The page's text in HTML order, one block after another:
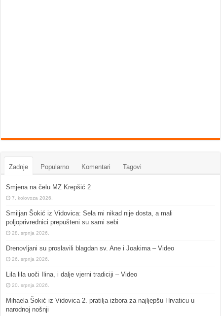
Zadnje Popularno Komentari Tagovi
Smjena na čelu MZ Krepšić 2
7. kolovoza 2026.
Smiljan Šokić iz Vidovica: Sela mi nikad nije dosta, a mali
poljoprivrednici prepušteni su sami sebi
28. srpnja 2026.
Drenovljani su proslavili blagdan sv. Ane i Joakima – Video
26. srpnja 2026.
Lila lila uoči Ilina, i dalje vjerni tradiciji – Video
20. srpnja 2026.
Mihaela Šokić iz Vidovica 2. pratilja izbora za najljepšu Hrvaticu u
narodnoj nošnji